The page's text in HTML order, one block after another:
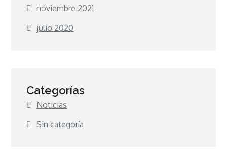
noviembre 2021
julio 2020
Categorías
Noticias
Sin categoría